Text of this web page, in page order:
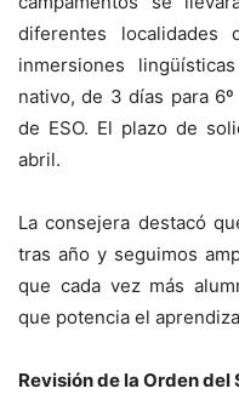
diferentes
inmersiones
nativo, de 3 días para
de ESO. El plazo de
abril.
La consejera destacó
tras año y seguimos
que cada vez más
que potencia el
Revisión de la Orden